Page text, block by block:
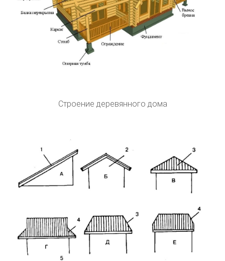
Строение деревянного дома